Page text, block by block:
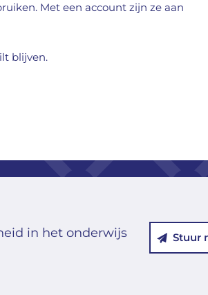
Met een account zijn ze aan
blijven.
in het onderwijs Stuur